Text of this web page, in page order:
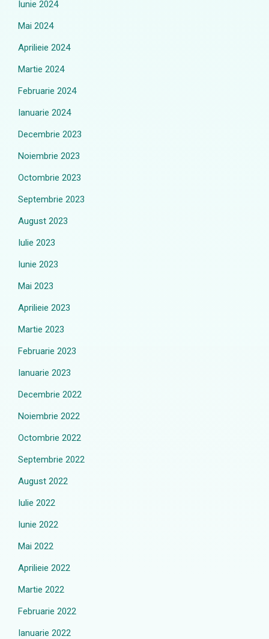
Iunie 2024
Mai 2024
Aprilieie 2024
Martie 2024
Februarie 2024
Ianuarie 2024
Decembrie 2023
Noiembrie 2023
Octombrie 2023
Septembrie 2023
August 2023
Iulie 2023
Iunie 2023
Mai 2023
Aprilieie 2023
Martie 2023
Februarie 2023
Ianuarie 2023
Decembrie 2022
Noiembrie 2022
Octombrie 2022
Septembrie 2022
August 2022
Iulie 2022
Iunie 2022
Mai 2022
Aprilieie 2022
Martie 2022
Februarie 2022
Ianuarie 2022